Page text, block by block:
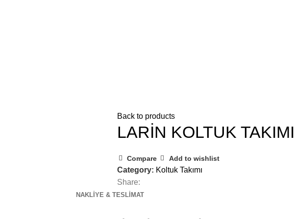
Back to products
LARİN KOLTUK TAKIMI
Compare Add to wishlist
Category: Koltuk Takımı
Share:
NAKLIYE & TESLIMAT